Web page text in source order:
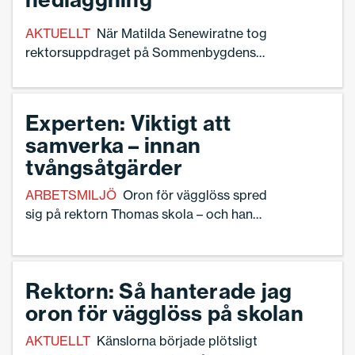
AKTUELLT När Matilda Senewiratne tog
rektorsuppdraget på Sommenbygdens
på allt för att hitta besparingar, alternativet var
vänt det här nu, säger hon.
Experten: Viktigt att
samverka – innan
tvångsåtgärder
ARBETSMILJÖ Oron för vägglöss spred
sig på rektorn Thomas skola – och han
Forsell, expert på arbetsmiljöfrågor hos
Thomas hanterade personalens oro för
vägglöss.
Rektorn: Så hanterade jag
oron för vägglöss på skolan
AKTUELLT Känslorna började plötsligt